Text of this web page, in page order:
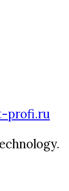
profi.ru